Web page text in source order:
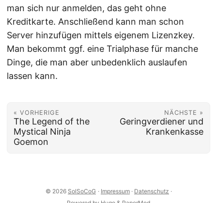
man sich nur anmelden, das geht ohne
Kreditkarte. Anschließend kann man schon
Server hinzufügen mittels eigenem Lizenzkey.
Man bekommt ggf. eine Trialphase für manche
Dinge, die man aber unbedenklich auslaufen
lassen kann.
« VORHERIGE
The Legend of the
Mystical Ninja
Goemon
NÄCHSTE »
Geringverdiener und
Krankenkasse
© 2026 SolSoCoG · Impressum · Datenschutz ·